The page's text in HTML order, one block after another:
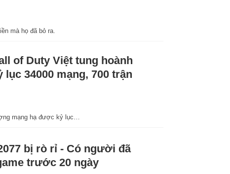
mà họ đã bỏ ra.
of Duty Việt tung hoành
lục 34000 mạng, 700 trận
mạng hạ được kỷ lục…
bị rò rỉ - Có người đã
trước 20 ngày